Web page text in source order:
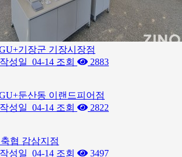
기장군 기장시장점
작성일 04-14 조회
2883
둔산동 이랜드피어점
작성일 04-14 조회
2822
협 감삼지점
작성일 04-14 조회 3497